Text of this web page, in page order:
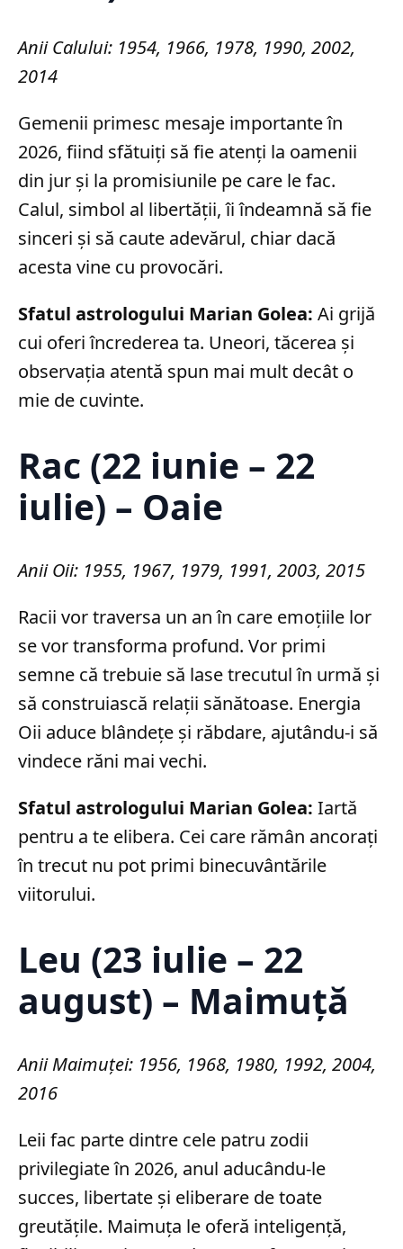
Anii Calului: 1954, 1966, 1978, 1990, 2002,
2014
Gemenii primesc mesaje importante în
2026, fiind sfătuiți să fie atenți la oamenii
din jur și la promisiunile pe care le fac.
Calul, simbol al libertății, îi îndeamnă să fie
sinceri și să caute adevărul, chiar dacă
acesta vine cu provocări.
Sfatul astrologului Marian Golea: Ai grijă
cui oferi încrederea ta. Uneori, tăcerea și
observația atentă spun mai mult decât o
mie de cuvinte.
Rac (22 iunie – 22
iulie) – Oaie
Anii Oii: 1955, 1967, 1979, 1991, 2003, 2015
Racii vor traversa un an în care emoțiile lor
se vor transforma profund. Vor primi
semne că trebuie să lase trecutul în urmă și
să construiască relații sănătoase. Energia
Oii aduce blândețe și răbdare, ajutându-i să
vindece răni mai vechi.
Sfatul astrologului Marian Golea: Iartă
pentru a te elibera. Cei care rămân ancorați
în trecut nu pot primi binecuvântările
viitorului.
Leu (23 iulie – 22
august) – Maimuță
Anii Maimuței: 1956, 1968, 1980, 1992, 2004,
2016
Leii fac parte dintre cele patru zodii
privilegiate în 2026, anul aducându-le
succes, libertate și eliberare de toate
greutățile. Maimuța le oferă inteligență,